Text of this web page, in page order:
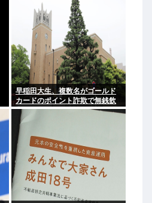
早稲田大生、複数名がゴールド
カードのポイント詐欺で無銭飲
食